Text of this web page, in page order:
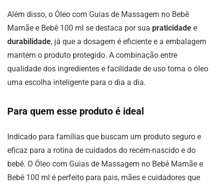
Além disso, o Óleo com Guias de Massagem no Bebê
Mamãe e Bebê 100 ml se destaca por sua praticidade e
durabilidade, já que a dosagem é eficiente e a embalagem
mantém o produto protegido. A combinação entre
qualidade dos ingredientes e facilidade de uso torna o óleo
uma escolha inteligente para o dia a dia.
Para quem esse produto é ideal
Indicado para famílias que buscam um produto seguro e
eficaz para a rotina de cuidados do recém-nascido e do
bebê. O Óleo com Guias de Massagem no Bebê Mamãe e
Bebê 100 ml é perfeito para pais, mães e cuidadores que